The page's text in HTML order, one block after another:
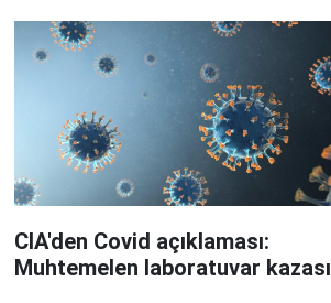
CIA'den Covid açıklaması:
Muhtemelen laboratuvar kazası